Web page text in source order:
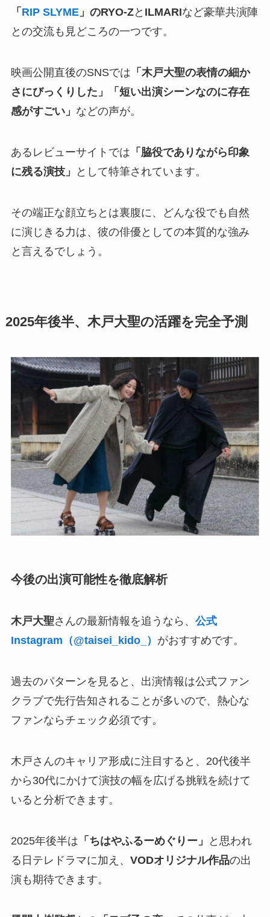
「 RIP SLYME」のRYO-Zと ILMARIなど豪華共演陣
との交流も見どころの一つです。
映画公開直後のSNSでは 「木戸大聖の表情の細か
さにびっくりした」「短い出演シーンなのに存在
感がすごい」 などの声が。
あるレビューサイトでは 「脇役でありながら印象
に残る演技」
として特筆されています。
その端正な顔立ちとは裏腹に、どんな役でも自然
に演じきる力は、彼の俳優としての本質的な強み
と言えるでしょう。
2025年後半、木戸大聖の活躍を完全予測
今後の出演可能性を徹底解析
木戸大聖さんの最新情報を追うなら、 公式
Instagram（@taisei_kido_） がおすすめです。
過去のパターンを見ると、出演情報は公式ファン
クラブで先行告知されることが多いので、熱心な
ファンならチェック必須です。
木戸さんのキャリア形成に注目すると、20代後半
から30代にかけて演技の幅を広げる挑戦を続けて
いると分析できます。
2025年後半は 「ちはやふるーめぐりー」
と思われ
る日テレドラマに加え、 VODオリジナル作品の出
演も期待できます。